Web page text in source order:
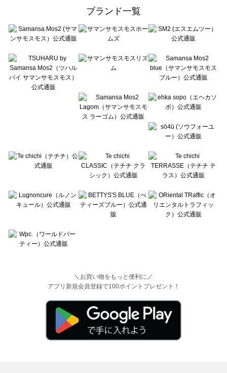
sō4ū（ソウフォーユー）のタイツ・靴下一覧
Te chichi（テチチ）のタイツ・靴下一覧
Te chichi CLASSIC（テチチ クラシック）のタイツ・靴下一覧
Lugnoncure（ルノンキュール）のタイツ・靴下一覧
BETTY'S BLUE（べティーズブルー）のタイツ・靴下一覧
Wpc.（ワールドパーティー）のタイツ・靴下一覧
ブランド一覧
＼お買い物をもっと便利に／
アプリ新規会員登録で100ポイントプレゼント！